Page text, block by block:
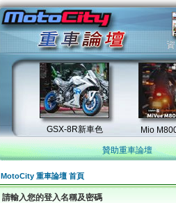
贊助重車論壇
MotoCity 重車論壇 首頁
請輸入您的登入名稱及密碼